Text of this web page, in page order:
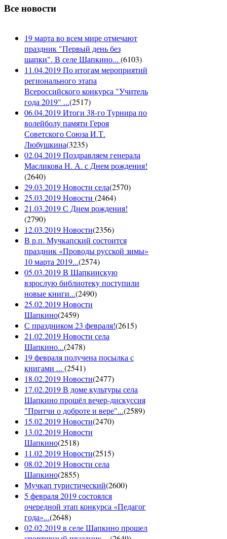
Все новости
19 марта во всем мире отмечают
праздник "Первый день без
шапки". В селе Шапкино... (6103)
11.04.2019 По итогам мероприятий
регионального этапа
Всероссийского конкурса "Учитель
года 2019" ...(2517)
06.04.2019 Итоги 38-го Турнира по
волейболу памяти Героя
Советского Союза И.Т.
Любушкина(3235)
02.04.2019 Поздравляем генерала
Масликова Н. А. с Днем рождения!
(2640)
29.03.2019 Новости села(2570)
25.03.2019 Новости (2464)
21.03.2019 С Днем рождения!
(2790)
12.03.2019 Новости(2356)
В р.п. Мучкапский состоится
праздник «Проводы русской зимы»
10 марта 2019...(2574)
05.03.2019 В Шапкинскую
взрослую библиотеку поступили
новые книги...(2490)
25.02.2019 Новости
Шапкино(2459)
С праздником 23 февраля!(2615)
21.02.2019 Новости села
Шапкино...(2478)
19 февраля получена посылка с
книгами ... (2541)
18.02.2019 Новости(2477)
17.02.2019 В доме культуры села
Шапкино прошёл вечер-дискуссия
"Притчи о доброте и вере"...(2589)
15.02.2019 Новости(2470)
13.02.2019 Новости
Шапкино(2518)
11.02.2019 Новости(2515)
08.02.2019 Новости села
Шапкино(2855)
Мучкап туристический(2600)
5 февраля 2019 состоялся
очередной этап конкурса «Педагог
года»...(2648)
02.02.2019 в селе Шапкино прошел